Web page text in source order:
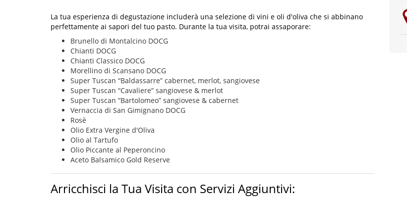
La tua esperienza di degustazione includerà una selezione di vini e oli d'oliva che si abbinano
perfettamente ai sapori del tuo pasto. Durante la tua visita, potrai assaporare:
Brunello di Montalcino DOCG
Chianti DOCG
Chianti Classico DOCG
Morellino di Scansano DOCG
Super Tuscan “Baldassarre” cabernet, merlot, sangiovese
Super Tuscan “Cavaliere” sangiovese & merlot
Super Tuscan “Bartolomeo” sangiovese & cabernet
Vernaccia di San Gimignano DOCG
Rosè
Olio Extra Vergine d'Oliva
Olio al Tartufo
Olio Piccante al Peperoncino
Aceto Balsamico Gold Reserve
Arricchisci la Tua Visita con Servizi Aggiuntivi: